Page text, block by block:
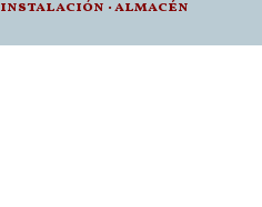
instalación · almacén